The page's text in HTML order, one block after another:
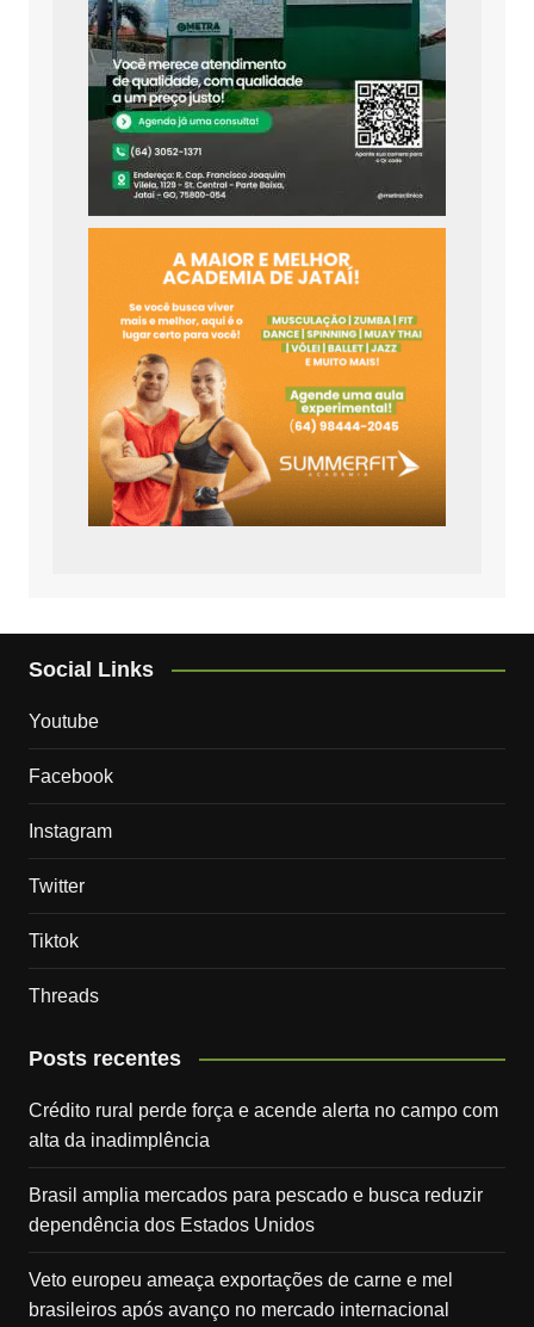
Social Links
Youtube
Facebook
Instagram
Twitter
Tiktok
Threads
Posts recentes
Crédito rural perde força e acende alerta no campo com
alta da inadimplência
Brasil amplia mercados para pescado e busca reduzir
dependência dos Estados Unidos
Veto europeu ameaça exportações de carne e mel
brasileiros após avanço no mercado internacional